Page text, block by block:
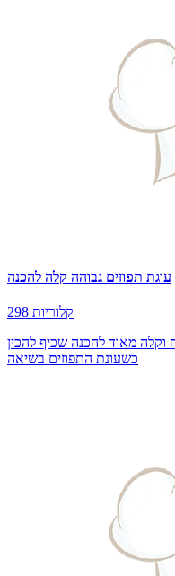
עוגת תפוזים גבוהה קלה להכנה
298 קלוריות
וקלה מאוד להכנה שכיף להכין
כשעונת התפוזים בשיאה